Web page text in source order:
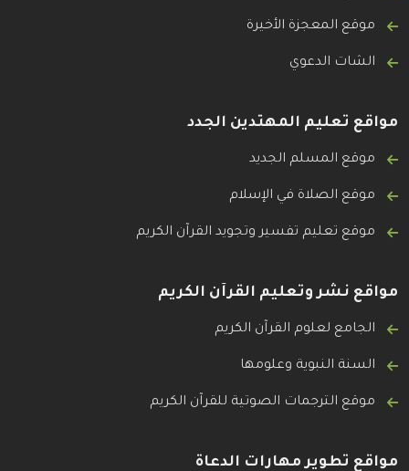
موقع المعجزة الأخيرة
الشات الدعوي
مواقع تعليم المهتدين الجدد
موقع المسلم الجديد
موقع الصلاة في الإسلام
موقع تعليم تفسير وتجويد القرآن الكريم
مواقع نشر وتعليم القرآن الكريم
الجامع لعلوم القرآن الكريم
السنة النبوية وعلومها
موقع الترجمات الصوتية للقرآن الكريم
مواقع تطوير مهارات الدعاة